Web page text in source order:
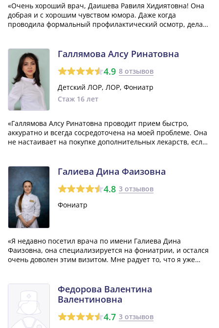
«Очень хороший врач, Даишева Равиля Хидиятовна! Она
добрая и с хорошим чувством юмора. Даже когда
проводила формальный профилактический осмотр, делала
Галлямова Алсу Ринатовна
4.9 8 отзывов
Детский ЛОР, ЛОР, Фониатр
Стаж 16 лет
«Галлямова Алсу Ринатовна проводит прием быстро,
аккуратно и всегда сосредоточена на моей проблеме. Она
не настаивает на покупке дополнительных лекарств, если
грамотное и продолжительное л...»
Галиева Дина Фаизовна
4.8 3 отзывов
Фониатр
«Я недавно посетил врача по имени Галиева Дина
Фаизовна, она специализируется на фониатрии, и остался
очень доволен этим визитом. Мне радует то, что я уже
под наблюдением этого врача.»
Федорова Валентина
Валентиновна
4.7 3 отзывов